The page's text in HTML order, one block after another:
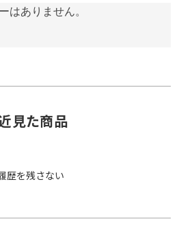
はありません。
見た商品
歴を残さない